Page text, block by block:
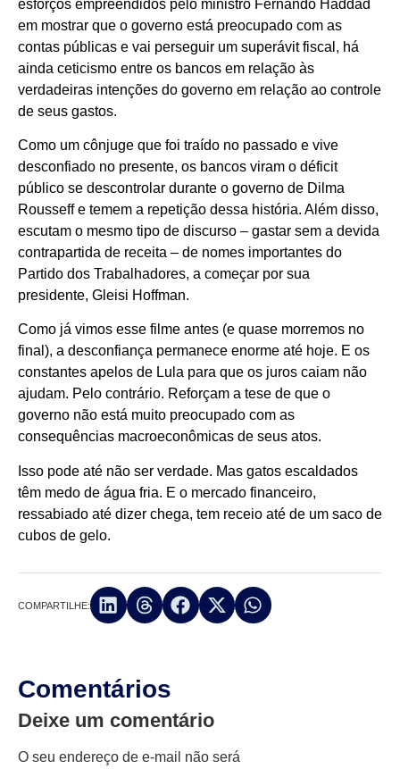
esforços empreendidos pelo ministro Fernando Haddad
em mostrar que o governo está preocupado com as
contas públicas e vai perseguir um superávit fiscal, há
ainda ceticismo entre os bancos em relação às
verdadeiras intenções do governo em relação ao controle
de seus gastos.
Como um cônjuge que foi traído no passado e vive
desconfiado no presente, os bancos viram o déficit
público se descontrolar durante o governo de Dilma
Rousseff e temem a repetição dessa história. Além disso,
escutam o mesmo tipo de discurso – gastar sem a devida
contrapartida de receita – de nomes importantes do
Partido dos Trabalhadores, a começar por sua
presidente, Gleisi Hoffman.
Como já vimos esse filme antes (e quase morremos no
final), a desconfiança permanece enorme até hoje. E os
constantes apelos de Lula para que os juros caiam não
ajudam. Pelo contrário. Reforçam a tese de que o
governo não está muito preocupado com as
consequências macroeconômicas de seus atos.
Isso pode até não ser verdade. Mas gatos escaldados
têm medo de água fria. E o mercado financeiro,
ressabiado até dizer chega, tem receio até de um saco de
cubos de gelo.
COMPARTILHE:
Comentários
Deixe um comentário
O seu endereço de e-mail não será